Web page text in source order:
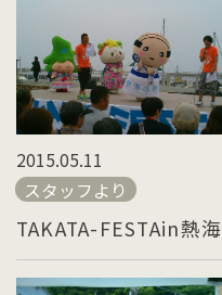
2015.05.11
スタッフより
TAKATA-FESTAin熱海